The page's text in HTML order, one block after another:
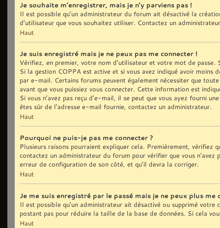
Je souhaite m’enregistrer, mais je n’y parviens pas !
Il est possible qu’un administrateur du forum ait désactivé la
d’utilisateur que vous souhaitez utiliser. Contactez un
Haut
Je suis enregistré mais je ne peux pas me connecter !
Vérifiez, en premier, votre nom d’utilisateur et votre mot de passe.
Si la gestion COPPA est active et si vous avez indiqué avoir moins
par e-mail. Certains forums peuvent également nécessiter que
avant que vous puissiez vous connecter. Cette information est
Si vous n’avez pas reçu d’e-mail, il se peut que vous ayez fourni
êtes sûr de l’adresse e-mail fournie, contactez un administrateur.
Haut
Pourquoi ne puis-je pas me connecter ?
Plusieurs raisons pourraient expliquer cela. Premièrement, vérifiez
contactez un administrateur du forum pour vérifier que vous
erreur de configuration de son côté, et qu’il devra la corriger.
Haut
Je me suis enregistré par le passé mais je ne peux plus me
Il est possible qu’un administrateur ait désactivé ou supprimé
postant pas pour réduire la taille de la base de données. Si cela
Haut